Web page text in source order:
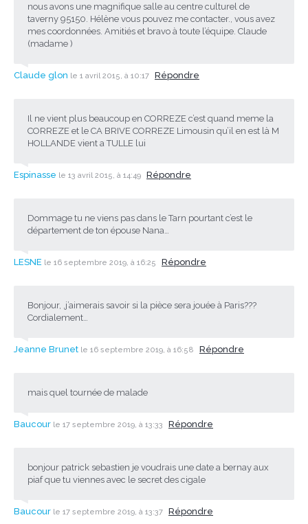
nous avons une magnifique salle au centre culturel de
taverny 95150. Hélène vous pouvez me contacter., vous avez
mes coordonnées. Amitiés et bravo à toute l’équipe. Claude
(madame )
Claude glon le 1 avril 2015, à 10:17 Répondre
Il ne vient plus beaucoup en CORREZE c’est quand meme la
CORREZE et le CA BRIVE CORREZE Limousin qu’il en est là M
HOLLANDE vient a TULLE lui
Espinasse le 13 avril 2015, à 14:49 Répondre
Dommage tu ne viens pas dans le Tarn pourtant c’est le
département de ton épouse Nana…
LESNE le 16 septembre 2019, à 16:25 Répondre
Bonjour, ,j’aimerais savoir si la pièce sera jouée à Paris???
Cordialement…
Jeanne Brunet le 16 septembre 2019, à 16:58 Répondre
mais quel tournée de malade
Baucour le 17 septembre 2019, à 13:33 Répondre
bonjour patrick sebastien je voudrais une date a bernay aux
piaf que tu viennes avec le secret des cigale
Baucour le 17 septembre 2019, à 13:37 Répondre